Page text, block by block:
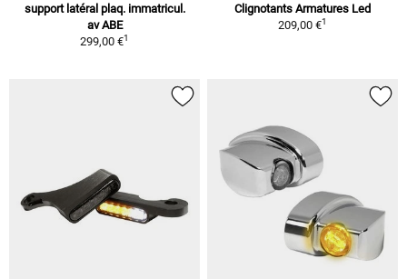
support latéral plaq. immatricul.
av ABE
299,00 €1
Clignotants Armatures Led
209,00 €1